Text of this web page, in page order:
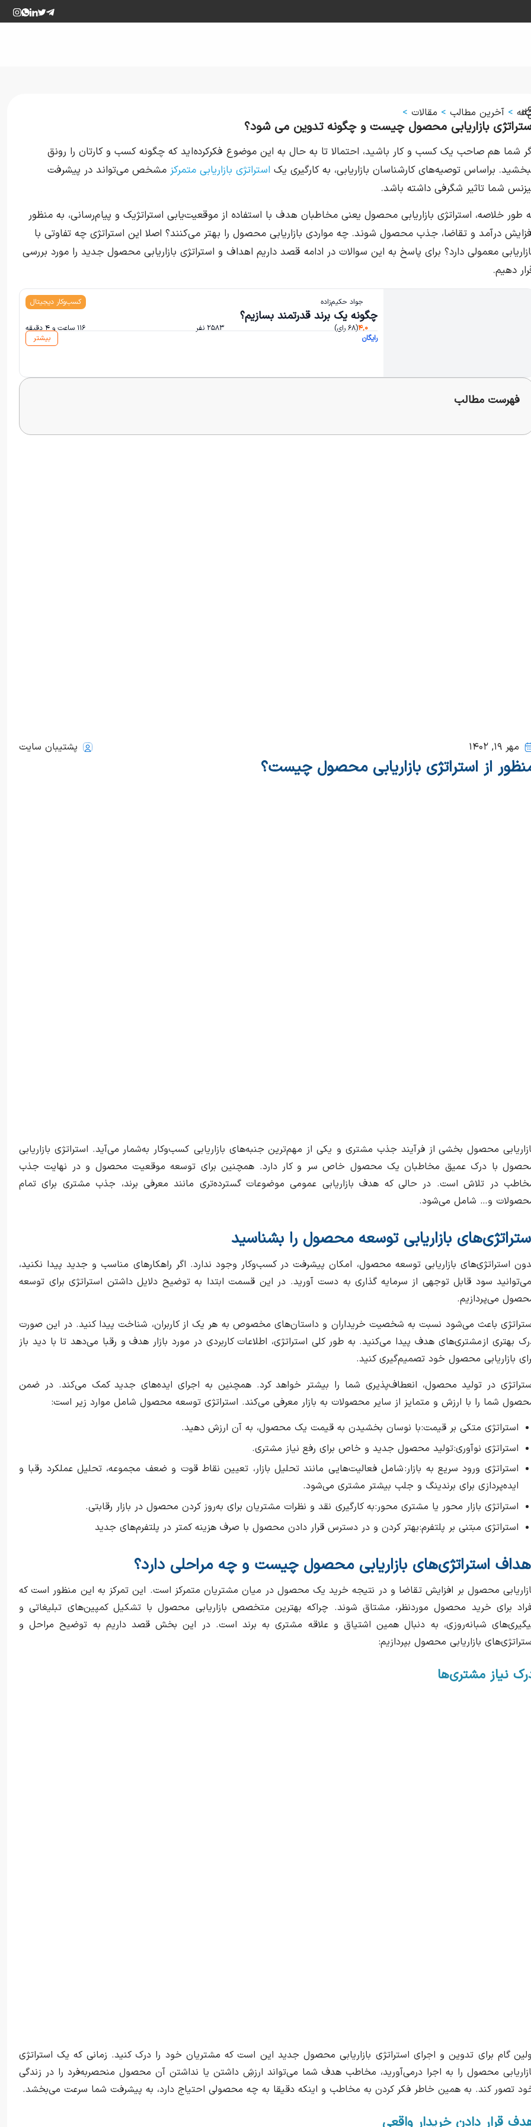
> آخرین مطالب > مقالات >
بازاریابی محصول چیست و چگونه تدوین می شود؟
شما هم صاحب یک کسب و کار باشید، احتمالا تا به حال به این موضوع فکرکرده‌اید که چگونه کسب و کارتان را رونق
براساس توصیه‌های کارشناسان بازاریابی، به کارگیری یک استراتژی بازاریابی متمرکز مشخص می‌تواند در پیشرفت
شما تاثیر شگرفی داشته باشد.
طور خلاصه، استراتژی بازاریابی محصول یعنی مخاطبان هدف با استفاده از موقعیت‌یابی استراتژیک و پیام‌رسانی، به منظور
درآمد و تقاضا، جذب محصول شوند. چه مواردی بازاریابی محصول را بهتر می‌کنند؟ اصلا این استراتژی چه تفاوتی با
معمولی دارد؟ برای پاسخ به این سوالات در ادامه قصد داریم اهداف و استراتژی بازاریابی محصول جدید را مورد بررسی
دهیم.
جواد حکیم‌زاده کسب‌وکار دیجیتال
چگونه یک برند قدرتمند بسازیم؟
۴,۰(۶۸ رای) ۲۵۸۳ نفر
۱۱۶ ساعت و ۴ دقیقه
رایگان
بیشتر
فهرست مطالب
پشتیبان سایت مهر ۱۹, ۱۴۰۲
از استراتژی بازاریابی محصول چیست؟
محصول بخشی از فرآیند جذب مشتری و یکی از مهم‌ترین جنبه‌های بازاریابی کسب‌و‌کار به‌شمار می‌آید. استراتژی بازاریابی
با درک عمیق مخاطبان یک محصول خاص سر و کار دارد. همچنین برای توسعه موقعیت محصول و در نهایت جذب
در تلاش است. در حالی که هدف بازاریابی عمومی موضوعات گسترده‌تری مانند معرفی برند، جذب مشتری برای تمام
و… شامل می‌شود.
بازاریابی توسعه محصول را بشناسید
استراتژی‌های بازاریابی توسعه محصول، امکان پیشرفت در کسب‌وکار وجود ندارد. اگر راهکارهای مناسب و جدید پیدا نکنید،
سود قابل توجهی از سرمایه گذاری به دست آورید. در این قسمت ابتدا به توضیح دلایل داشتن استراتژی برای توسعه
می‌پردازیم.
باعث می‌شود نسبت به شخصیت خریداران و داستان‌های مخصوص به هر یک از کاربران، شناخت پیدا کنید. در این صورت
بهتری از مشتری‌های هدف پیدا می‌کنید. به طور کلی استراتژی، اطلاعات کاربردی در مورد بازار هدف و رقبا می‌دهد تا با دید باز
بازاریابی محصول خود تصمیم‌گیری کنید.
در تولید محصول، انعطاف‌پذیری شما را بیشتر خواهد کرد. همچنین به اجرای ایده‌های جدید کمک می‌کند. در ضمن
شما را با ارزش و متمایز از سایر محصولات به بازار معرفی می‌کند. استراتژی توسعه محصول شامل موارد زیر است:
استراتژی متکی بر قیمت‌: با نوسان بخشیدن به قیمت یک محصول، به آن ارزش دهید.
استراتژی نوآوری: تولید محصول جدید و خاص برای رفع نیاز مشتری.
استراتژی ورود سریع به بازار: شامل فعالیت‌هایی مانند تحلیل بازار، تعیین نقاط قوت و ضعف مجموعه، تحلیل عملکرد رقبا و
ایده‌پردازی برای برندینگ و جلب بیشتر مشتری می‌شود.
استراتژی بازار محور یا مشتری‌ محور: به کارگیری نقد و نظرات مشتریان برای به‌روز کردن محصول در بازار رقابتی.
استراتژی مبتنی بر پلتفرم: بهتر کردن و در دسترس قرار دادن محصول با صرف هزینه‌ کمتر در پلتفرم‌های جدید
استراتژی‌های بازاریابی محصول چیست و چه مراحلی دارد؟
محصول بر افزایش تقاضا و در نتیجه خرید یک محصول در میان مشتریان متمرکز است. این تمرکز به این منظور است که
برای خرید محصول موردنظر، مشتاق شوند. چراکه بهترین متخصص بازاریابی محصول با تشکیل کمپین‌های تبلیغاتی و
شبانه‌روزی، به دنبال همین اشتیاق و علاقه مشتری به برند است. در این بخش قصد داریم به توضیح مراحل و
بازاریابی محصول بپردازیم:
نیاز مشتری‌ها
گام برای تدوین و اجرای استراتژی بازاریابی محصول جدید این است که مشتریان خود را درک کنید. زمانی که یک استراتژی
محصول را به اجرا درمی‌آورید، مخاطب هدف شما می‌تواند ارزشِ داشتن یا نداشتن آن محصول منحصربه‌فرد را در زندگی
تصور کند. به همین خاطر فکر کردن به مخاطب و اینکه دقیقا به چه محصولی احتیاج دارد، به پیشرفت شما سرعت می‌بخشد.
قرار دادن خریدار واقعی